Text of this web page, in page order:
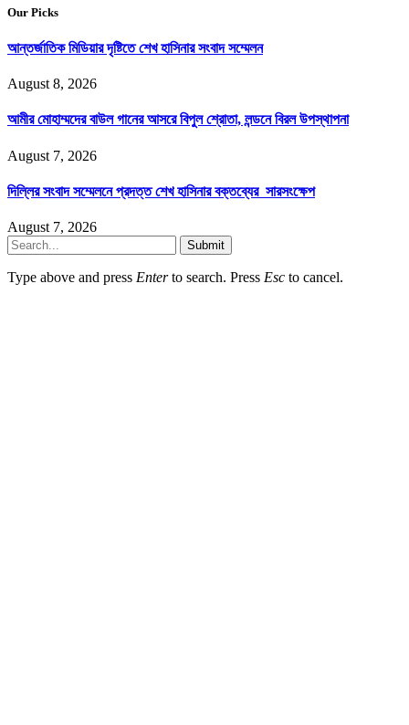
Our Picks
আন্তর্জাতিক মিডিয়ার দৃষ্টিতে শেখ হাসিনার সংবাদ সম্মেলন
August 8, 2026
আমীর মোহাম্মদের বাউল গানের আসরে বিপুল শ্রোতা, লন্ডনে বিরল উপস্থাপনা
August 7, 2026
দিল্লির সংবাদ সম্মেলনে প্রদত্ত শেখ হাসিনার বক্তব্যের সারসংক্ষেপ
August 7, 2026
Submit
Type above and press Enterto search. Press Esc to cancel.